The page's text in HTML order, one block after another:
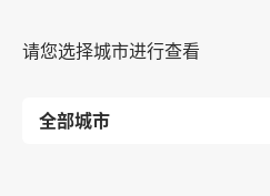
请您选择城市进行查看